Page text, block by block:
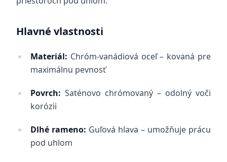
Hlavné vlastnosti
Materiál: Chróm-vanádiová oceľ – kovaná pre
maximálnu pevnosť
Povrch: Saténovo chrómovaný – odolný voči
korózii
Dlhé rameno: Guľová hlava – umožňuje prácu
pod uhlom